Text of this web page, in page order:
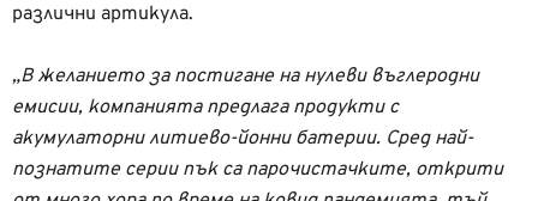
различни артикула.
„В желанието за постигане на нулеви въглеродни
емисии, компанията предлага продукти с
акумулаторни литиево-йонни батерии. Сред най-
познатите серии пък са парочистачките, открити